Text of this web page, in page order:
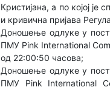
Кристијана, а по којој
и кривична пријава
Доношење одлуке у
ПМУ Pink International
од 22:00:50 часова;
Доношење одлуке у
ПМУ Pink International